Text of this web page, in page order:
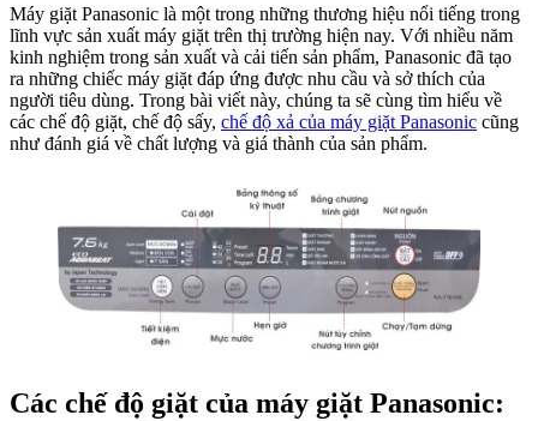
chế
độ
giặt
của
máy
giặt
Máy giặt Panasonic là một trong những thương hiệu nổi tiếng trong
lĩnh vực sản xuất máy giặt trên thị trường hiện nay. Với nhiều năm
kinh nghiệm trong sản xuất và cải tiến sản phẩm, Panasonic đã tạo
ra những chiếc máy giặt đáp ứng được nhu cầu và sở thích của
người tiêu dùng. Trong bài viết này, chúng ta sẽ cùng tìm hiểu về
các chế độ giặt, chế độ sấy, chế độ xả của máy giặt Panasonic cũng
như đánh giá về chất lượng và giá thành của sản phẩm.
Các chế độ giặt của máy giặt Panasonic: